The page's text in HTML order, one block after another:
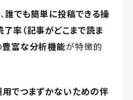
誰でも簡単に投稿できる操
率（記事がどこまで読ま
豊富な分析機能が特徴的
でつまずかないための伴